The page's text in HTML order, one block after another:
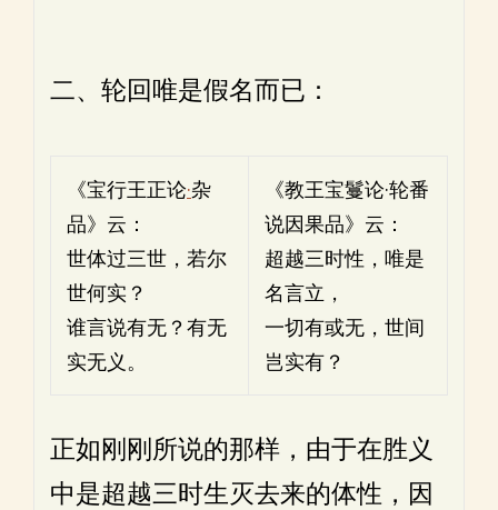
二、轮回唯是假名而已：
《宝行王正论·杂
品》云：
世体过三世，若尔
世何实？
谁言说有无？有无
实无义。
《教王宝鬘论·轮番
说因果品》云：
超越三时性，唯是
名言立，
一切有或无，世间
岂实有？
正如刚刚所说的那样，由于在胜义
中是超越三时生灭去来的体性，因